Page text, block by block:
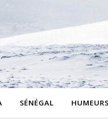
SÉNÉGAL HUMEURS